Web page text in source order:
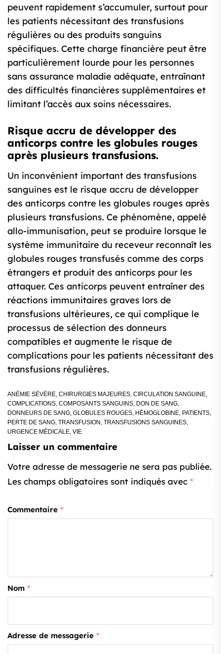
peuvent rapidement s’accumuler, surtout pour
les patients nécessitant des transfusions
régulières ou des produits sanguins
spécifiques. Cette charge financière peut être
particulièrement lourde pour les personnes
sans assurance maladie adéquate, entraînant
des difficultés financières supplémentaires et
limitant l’accès aux soins nécessaires.
Risque accru de développer des
anticorps contre les globules rouges
après plusieurs transfusions.
Un inconvénient important des transfusions
sanguines est le risque accru de développer
des anticorps contre les globules rouges après
plusieurs transfusions. Ce phénomène, appelé
allo-immunisation, peut se produire lorsque le
système immunitaire du receveur reconnaît les
globules rouges transfusés comme des corps
étrangers et produit des anticorps pour les
attaquer. Ces anticorps peuvent entraîner des
réactions immunitaires graves lors de
transfusions ultérieures, ce qui complique le
processus de sélection des donneurs
compatibles et augmente le risque de
complications pour les patients nécessitant des
transfusions régulières.
ANÉMIE SÉVÈRE, CHIRURGIES MAJEURES, CIRCULATION SANGUINE,
COMPLICATIONS, COMPOSANTS SANGUINS, DON DE SANG,
DONNEURS DE SANG, GLOBULES ROUGES, HÉMOGLOBINE, PATIENTS,
PERTE DE SANG, TRANSFUSION , TRANSFUSIONS SANGUINES,
URGENCE MÉDICALE, VIE
Laisser un commentaire
Votre adresse de messagerie ne sera pas publiée.
Les champs obligatoires sont indiqués avec *
Commentaire *
Nom *
Adresse de messagerie *